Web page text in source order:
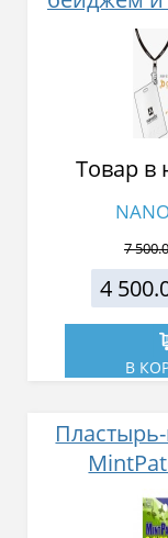
белом
Товар в
7
4
В